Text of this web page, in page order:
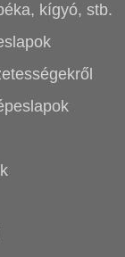
kígyó, stb.